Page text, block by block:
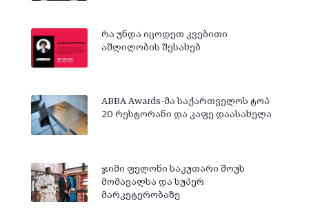
რა უნდა იცოდეთ კვებითი
აშლილობის შესახებ
ABBA Awards-მა საქართველოს ტოპ
20 რესტორანი და კაფე დაასახელა
ჯიმი ფელონი საკუთარი შოუს
მომავალსა და სუპერ
მარკეტერობაზე